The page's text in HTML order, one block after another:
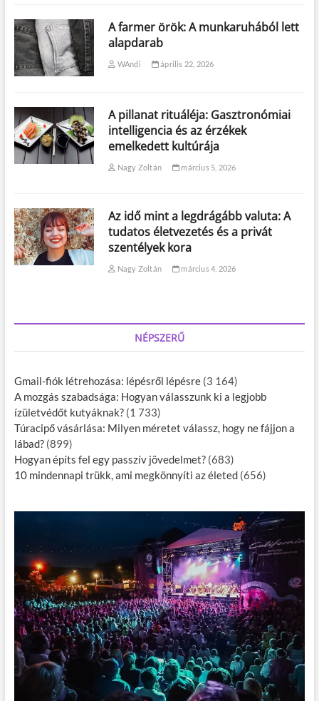
A farmer örök: A munkaruhából lett
alapdarab
WAndi április 22, 2026
A pillanat rituáléja: Gasztronómiai
intelligencia és az érzékek
emelkedett kultúrája
Nagy Zoltán március 5, 2026
Az idő mint a legdrágább valuta: A
tudatos életvezetés és a privát
szentélyek kora
Nagy Zoltán március 4, 2026
NÉPSZERŰ
Gmail-fiók létrehozása: lépésről lépésre (3 164)
A mozgás szabadsága: Hogyan válasszunk ki a legjobb
ízületvédőt kutyáknak? (1 733)
Túracipő vásárlása: Milyen méretet válassz, hogy ne fájjon a
lábad? (899)
Hogyan építs fel egy passzív jövedelmet? (683)
10 mindennapi trükk, ami megkönnyíti az életed (656)